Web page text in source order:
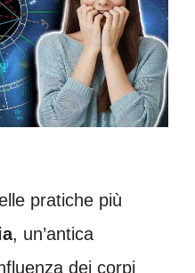
pratiche più
, un’antica
dei corpi